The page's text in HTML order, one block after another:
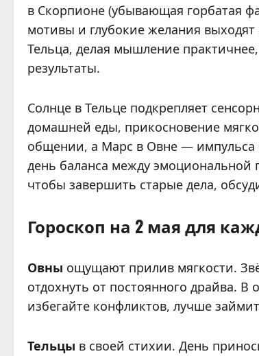
в Скорпионе (убывающая горбатая
мотивы и глубокие желания
Тельца, делая мышление
результаты.
Солнце в Тельце подкрепляет
домашней еды, прикосновение
общении, а Марс в Овне — импульса
день баланса между
чтобы завершить старые дела,
Гороскоп на 2 мая для
Овны ощущают прилив мягкости.
отдохнуть от постоянного драйва.
избегайте конфликтов, лучше
Тельцы в своей стихии. День